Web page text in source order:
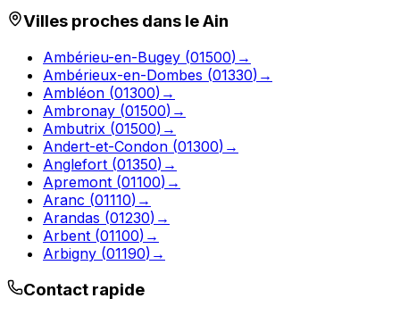
Villes proches dans leAin
Ambérieu-en-Bugey (01500) →
Ambérieux-en-Dombes (01330) →
Ambléon (01300) →
Ambronay (01500) →
Ambutrix (01500) →
Andert-et-Condon (01300) →
Anglefort (01350) →
Apremont (01100) →
Aranc (01110) →
Arandas (01230) →
Arbent (01100) →
Arbigny (01190) →
Contact rapide